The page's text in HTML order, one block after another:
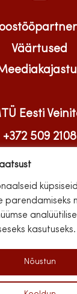
küpsiseid
parendamiseks
kasutuseks.
Nõustun
Eesti
+372 509 2108
MTÜ Eesti
Väärtused